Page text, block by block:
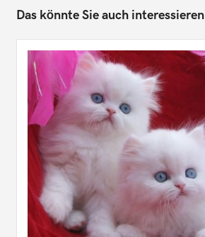
Das könnte Sie auch interessieren